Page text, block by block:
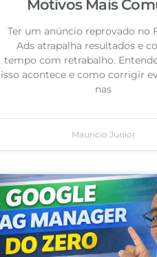
Motivos Mais
Ter um anúncio reprovado no
Ads atrapalha resultados e
tempo com retrabalho.
isso acontece e como corrigir
nas
Mauricio Junior